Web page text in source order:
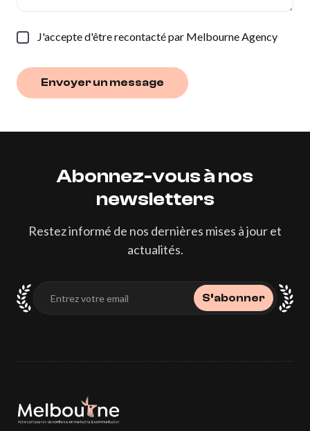
J'accepte d'être recontacté par Melbourne Agency
Envoyer un message
Envoyer un message
Abonnez-vousànos
newsletters
Restez informé de nos dernières mises à jour et
actualités.
S’abonner
S’abonner
Melbourne
Homepage